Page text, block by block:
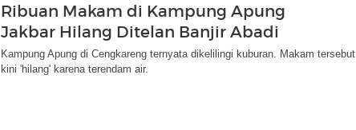
Ribuan Makam di Kampung Apung
Jakbar Hilang Ditelan Banjir Abadi
Kampung Apung di Cengkareng ternyata dikelilingi kuburan. Makam tersebut
kini 'hilang' karena terendam air.